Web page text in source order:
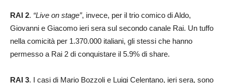
RAI 2. “Live on stage”, invece, per il trio comico di Aldo,
Giovanni e Giacomo ieri sera sul secondo canale Rai. Un tuffo
nella comicità per 1.370.000 italiani, gli stessi che hanno
permesso a Rai 2 di conquistare il 5.9% di share.
RAI 3. I casi di Mario Bozzoli e Luigi Celentano, ieri sera, sono